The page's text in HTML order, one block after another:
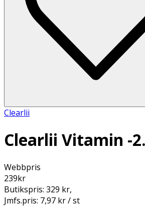
Clearlii
Clearlii Vitamin -
Webbpris
239kr
Butikspris: 329 kr,
Jmfs.pris: 7,97 kr / st